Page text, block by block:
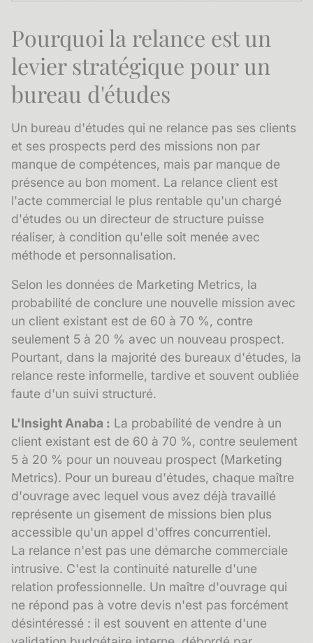
Pourquoi la relance est un
levier stratégique pour un
bureau d'études
Un bureau d'études qui ne relance pas ses clients
et ses prospects perd des missions non par
manque de compétences, mais par manque de
présence au bon moment. La relance client est
l'acte commercial le plus rentable qu'un chargé
d'études ou un directeur de structure puisse
réaliser, à condition qu'elle soit menée avec
méthode et personnalisation.
Selon les données de Marketing Metrics, la
probabilité de conclure une nouvelle mission avec
un client existant est de 60 à 70 %, contre
seulement 5 à 20 % avec un nouveau prospect.
Pourtant, dans la majorité des bureaux d'études, la
relance reste informelle, tardive et souvent oubliée
faute d'un suivi structuré.
L'Insight Anaba : La probabilité de vendre à un
client existant est de 60 à 70 %, contre seulement
5 à 20 % pour un nouveau prospect (Marketing
Metrics). Pour un bureau d'études, chaque maître
d'ouvrage avec lequel vous avez déjà travaillé
représente un gisement de missions bien plus
accessible qu'un appel d'offres concurrentiel.
La relance n'est pas une démarche commerciale
intrusive. C'est la continuité naturelle d'une
relation professionnelle. Un maître d'ouvrage qui
ne répond pas à votre devis n'est pas forcément
désintéressé : il est souvent en attente d'une